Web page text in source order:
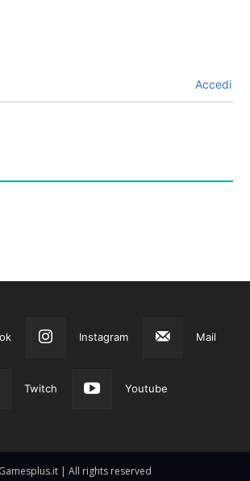
Accedi
Instagram Mail
Twitch Youtube
| All rights reserved